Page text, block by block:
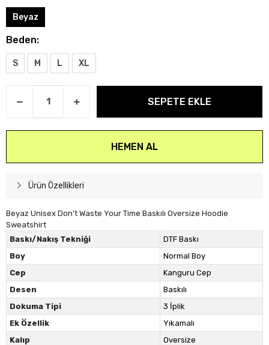
Beyaz
Beden:
S M L XL
SEPETE EKLE
HEMEN AL
Ürün Özellikleri
Beyaz Unisex Don't Waste Your Time Baskılı Oversize Hoodie
Sweatshirt
Baskı/Nakış Tekniği
DTF Baskı
Boy
Normal Boy
Cep
Kanguru Cep
Desen
Baskılı
Dokuma Tipi
3 İplik
Ek Özellik
Yıkamalı
Kalıp
Oversize